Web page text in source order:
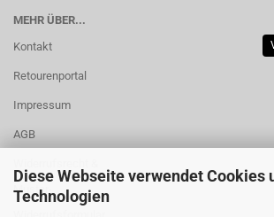
Diese Webseite verwendet Cookies
Technologien
MEHR ÜBER...
Kontakt
Retourenportal
Impressum
AGB
Muster-